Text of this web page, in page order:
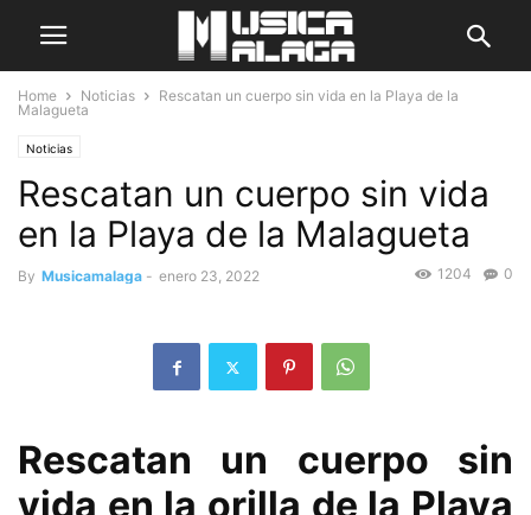
Home Noticias
Rescatan un cuerpo sin vida en la Playa de la
Malagueta
Noticias
Rescatan un cuerpo sin vida
en la Playa de la Malagueta
By Musicamalaga - enero 23, 2022 0
1204
Rescatan un cuerpo sin
vida en la orilla de la Playa